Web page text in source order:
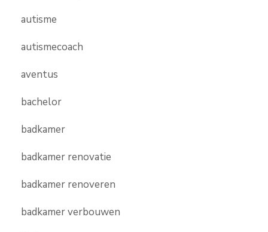
autisme
autismecoach
aventus
bachelor
badkamer
badkamer renovatie
badkamer renoveren
badkamer verbouwen